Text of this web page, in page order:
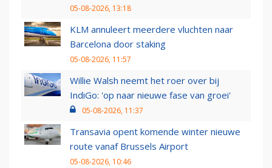
05-08-2026, 13:18
KLM annuleert meerdere vluchten naar
Barcelona door staking
05-08-2026, 11:57
Willie Walsh neemt het roer over bij
IndiGo: 'op naar nieuwe fase van groei'
05-08-2026, 11:37
Transavia opent komende winter nieuwe
route vanaf Brussels Airport
05-08-2026, 10:46